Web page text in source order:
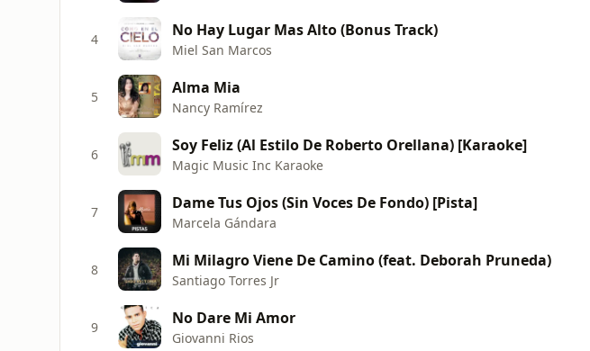
4 No Hay Lugar Mas Alto (Bonus Track)
Miel San Marcos
5 Alma Mia
Nancy Ramírez
6 Soy Feliz (Al Estilo De Roberto Orellana) [Karaoke]
Magic Music Inc Karaoke
7 Dame Tus Ojos (Sin Voces De Fondo) [Pista]
Marcela Gándara
8 Mi Milagro Viene De Camino (feat. Deborah Pruneda)
Santiago Torres Jr
9 No Dare Mi Amor
Giovanni Rios